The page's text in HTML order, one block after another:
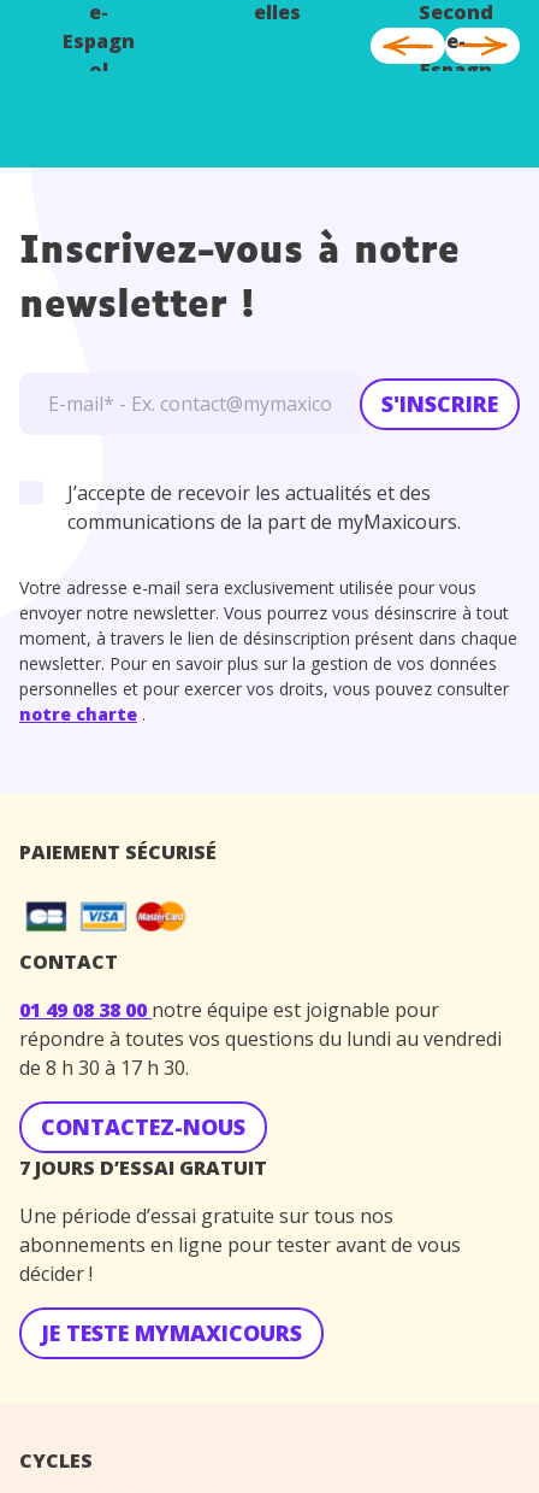
e-
Espagn
ol
elles
Second
e-
Espagn
Inscrivez-vous à notre
newsletter !
S'INSCRIRE
J’accepte de recevoir les actualités et des
communications de la part de myMaxicours.
Votre adresse e-mail sera exclusivement utilisée pour vous
envoyer notre newsletter. Vous pourrez vous désinscrire à tout
moment, à travers le lien de désinscription présent dans chaque
newsletter. Pour en savoir plus sur la gestion de vos données
personnelles et pour exercer vos droits, vous pouvez consulter
notre charte .
PAIEMENT SÉCURISÉ
CONTACT
01 49 08 38 00 notre équipe est joignable pour
répondre à toutes vos questions du lundi au vendredi
de 8 h 30 à 17 h 30.
CONTACTEZ-NOUS
7 JOURS D’ESSAI GRATUIT
Une période d’essai gratuite sur tous nos
abonnements en ligne pour tester avant de vous
décider !
JE TESTE MYMAXICOURS
CYCLES